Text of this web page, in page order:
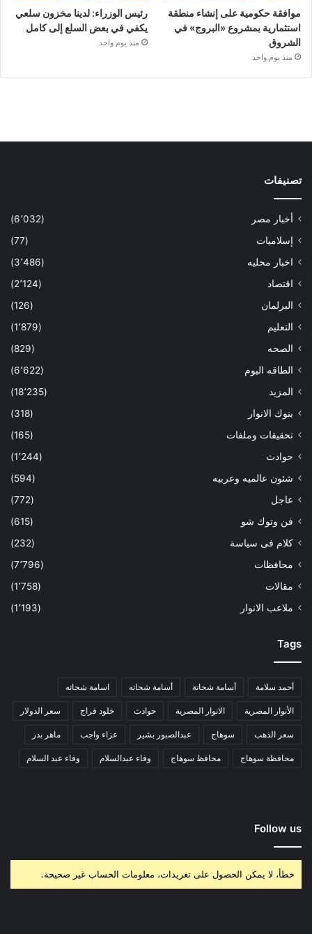
موافقة حكومية على إنشاء منطقة
استثمارية بمشروع «البروج» في
الشروق
منذ يوم واحد
رئيس الوزراء: لدينا مخزون سلعي
يكفي في بعض السلع إلى كامل
منذ يوم واحد
تصنيفات
أخبار مصر
(6٬032)
إسلاميات
(77)
اخبار محليه
(3٬486)
اقتصاد
(2٬124)
البرلمان
(126)
التعليم
(1٬879)
الصحه
(829)
الطاقه اليوم
(6٬622)
المزيد
(18٬235)
بنوك الانوار
(318)
تحقيقات وملفات
(165)
حوادث
(1٬244)
شئون عالميه وعربيه
(594)
عاجل
(772)
فن وتوك شو
(615)
كلام فى سياسة
(232)
محافظات
(7٬796)
مقالات
(1٬758)
ملاعب الانوار
(1٬193)
Tags
أحمد سلامة أسامة شحاتة أسامة شحاته اسامة شحاته
الأنوار المصرية الانوار المصرية حوادث خلود فراج سعر الدولار
سعر الذهب سوهاج عبدالصبور بشير عزاء واجب ماهر بدر
محافظة سوهاج محافظ سوهاج وفاء عبدالسلام وفاء عبد السلام
Follow us
خطأ، لا يمكن الحصول على تغريدات، معلومات الحساب غير صحيحة.